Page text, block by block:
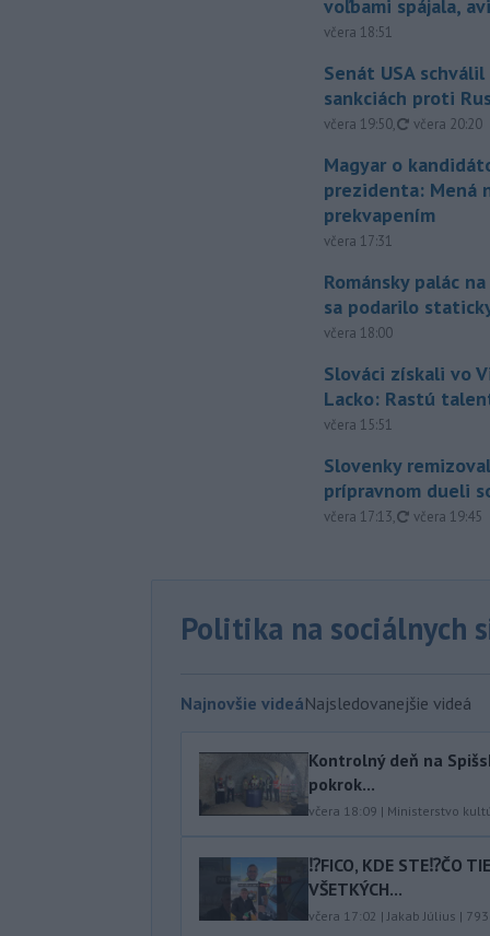
voľbami spájala,
včera 18:51
Senát USA
sankciách proti
včera 19:50, aktualizované
včera 20:20
Magyar o
prezidenta: Mená
prekvapením
včera 17:31
Románsky palác
sa podarilo
včera 18:00
Slováci získali vo
Lacko: Rastú
včera 15:51
Slovenky
prípravnom dueli
včera 17:13, aktualizované
včera 19:45
Politika na sociálnych
Najnovšie videáNajsledovanejšie videá
Kontrolný deň na
pokrok...
včera 18:09 | Ministerstvo
⁉️FICO, KDE STE⁉️ČO
VŠETKÝCH...
včera 17:02 |Jakab Július |